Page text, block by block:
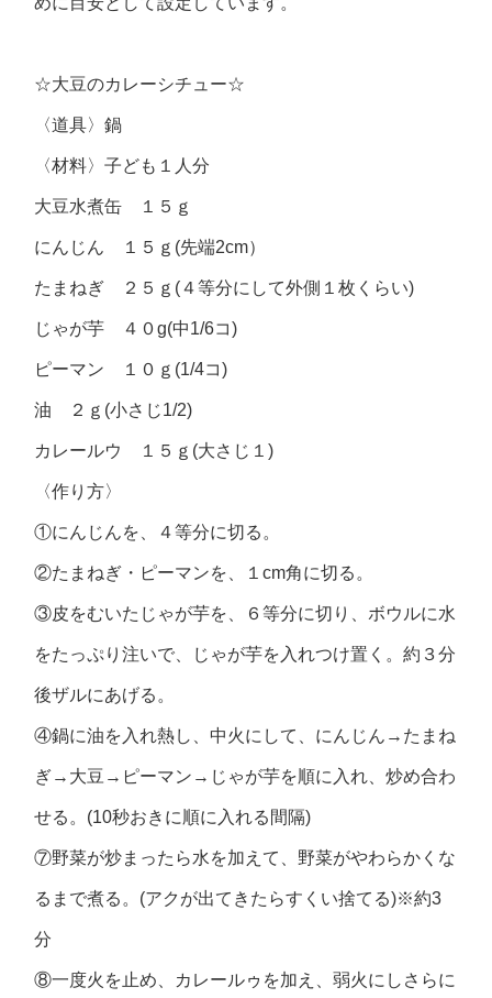
☆大豆のカレーシチュー☆
〈道具〉鍋
〈材料〉子ども１人分
大豆水煮缶 １５ｇ
にんじん １５ｇ(先端2cm）
たまねぎ ２５ｇ(４等分にして外側１枚くらい)
じゃが芋 ４０g(中1/6コ)
ピーマン １０ｇ(1/4コ)
油 ２ｇ(小さじ1/2)
カレールウ １５ｇ(大さじ１)
〈作り方〉
①にんじんを、４等分に切る。
②たまねぎ・ピーマンを、１cm角に切る。
③皮をむいたじゃが芋を、６等分に切り、ボウルに水
をたっぷり注いで、じゃが芋を入れつけ置く。約３分
後ザルにあげる。
④鍋に油を入れ熱し、中火にして、にんじん→たまね
ぎ→大豆→ピーマン→じゃが芋を順に入れ、炒め合わ
せる。(10秒おきに順に入れる間隔)
⑦野菜が炒まったら水を加えて、野菜がやわらかくな
るまで煮る。(アクが出てきたらすくい捨てる)※約3
分
⑧一度火を止め、カレールゥを加え、弱火にしさらに